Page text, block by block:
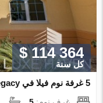
$ 114 364
كل سنة
5 غرفة نوم فيلا في Legacy, الإمارات العربية المتحدة رقم 9406